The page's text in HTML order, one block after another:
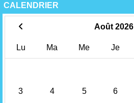
CALENDRIER
Août 2026
Lu Ma Me Je
3 4 5 6